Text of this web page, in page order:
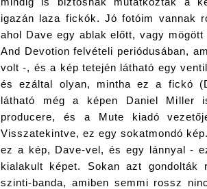
igazán laza fickók. Jó fotóim vannak
ahol Dave egy ablak előtt, vagy
And Devotion felvételi periódusában,
volt -, és a kép tetején látható egy
és ezáltal olyan, mintha ez a fickó
látható még a képen Daniel Miller
producere, és a Mute kiadó
Visszatekintve, ez egy sokatmondó
ez a kép, Dave-vel, és egy lánnyal -
kialakult képet. Sokan azt
szinti-banda, amiben semmi rossz